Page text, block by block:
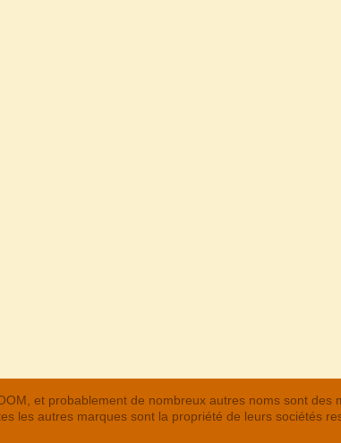
et probablement de nombreux autres noms sont des
les autres marques sont la propriété de leurs sociétés